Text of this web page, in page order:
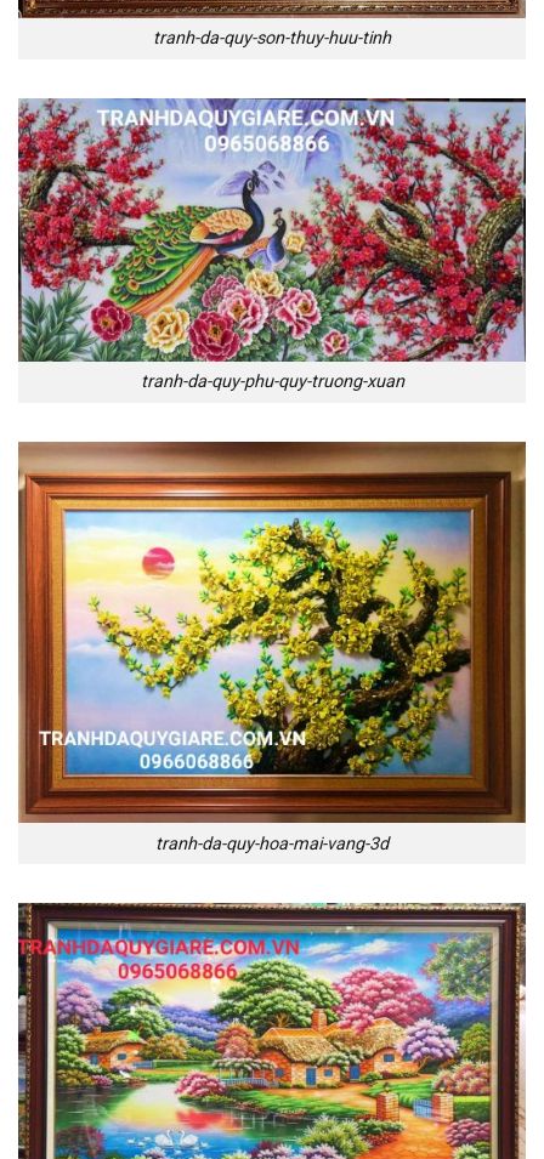
tranh-da-quy-son-thuy-huu-tinh
tranh-da-quy-phu-quy-truong-xuan
tranh-da-quy-hoa-mai-vang-3d